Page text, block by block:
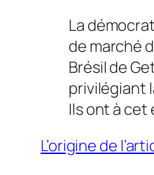
La
de marché
Brésil de
privilégiant
Ils ont à
L’origine de